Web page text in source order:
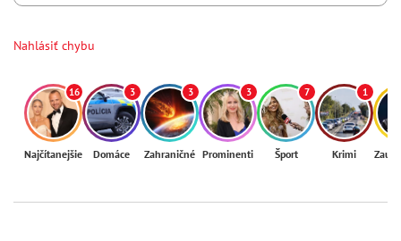
Nahlásiť chybu
16
Najčítanejšie
3
Domáce
3
Zahraničné
3
Prominenti
7
Šport
1
Krimi